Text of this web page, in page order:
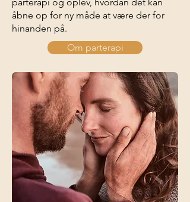
åbne op for ny måde at være der for
hinanden på.
Om parterapi